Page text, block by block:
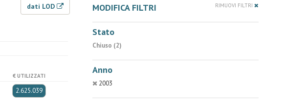
dati LOD
€ UTILIZZATI
2.625.039
MODIFICA FILTRI RIMUOVI FILTRI
Stato
Chiuso (2)
Anno
2003